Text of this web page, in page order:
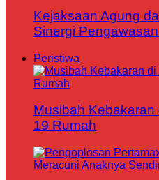
Kejaksaan Agung
Sinergi
Peristiwa
Musibah
19 Rumah